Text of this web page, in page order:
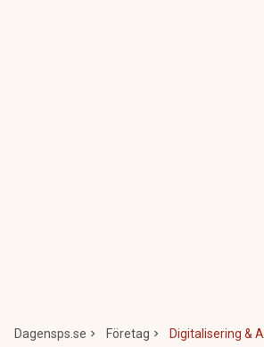
Dagensps.se Företag Digitalisering & AI